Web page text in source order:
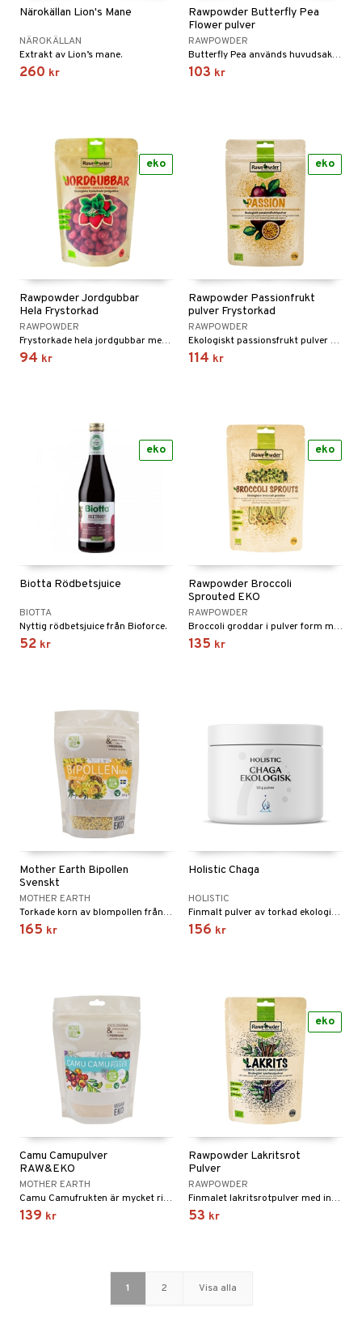
Närokällan Lion's Mane
NÄROKÄLLAN
Extrakt av Lion’s mane.
260 kr
Rawpowder Butterfly Pea
Flower pulver
RAWPOWDER
Butterfly Pea används huvudsakligen för att ge naturlig blå färg åt smoothies, chiapuddingar, drycker, pannkakor, kakor och maträtter.
103 kr
Rawpowder Jordgubbar
Hela Frystorkad
RAWPOWDER
Frystorkade hela jordgubbar med en rik och intensiv smak.
94 kr
eko
Rawpowder Passionfrukt
pulver Frystorkad
RAWPOWDER
Ekologiskt passionsfrukt pulver som är utmärkt att ha i smoothies eller på yoghurt.
114 kr
eko
Biotta Rödbetsjuice
BIOTTA
Nyttig rödbetsjuice från Bioforce.
52 kr
eko
Rawpowder Broccoli
Sprouted EKO
RAWPOWDER
Broccoli groddar i pulver form med 40-50ggr högre halt av ämnet Sulforafan än vanlig broccoli.
135 kr
eko
Mother Earth Bipollen
Svenskt
MOTHER EARTH
Torkade korn av blompollen från Österlen.
165 kr
Holistic Chaga
HOLISTIC
Finmalt pulver av torkad ekologisk sprängticka (inonotus obliquus).
156 kr
Camu Camupulver
RAW&EKO
MOTHER EARTH
Camu Camufrukten är mycket rik på C-vitamin och har en god syrlig smak.
139 kr
Rawpowder Lakritsrot
Pulver
RAWPOWDER
Finmalet lakritsrotpulver med intensiv och söt smak.
53 kr
eko
1 2 Visa alla